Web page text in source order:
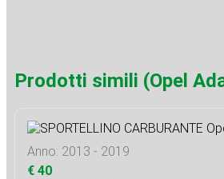
Prodotti simili (Opel
Anno: 2013 - 2019
€ 40